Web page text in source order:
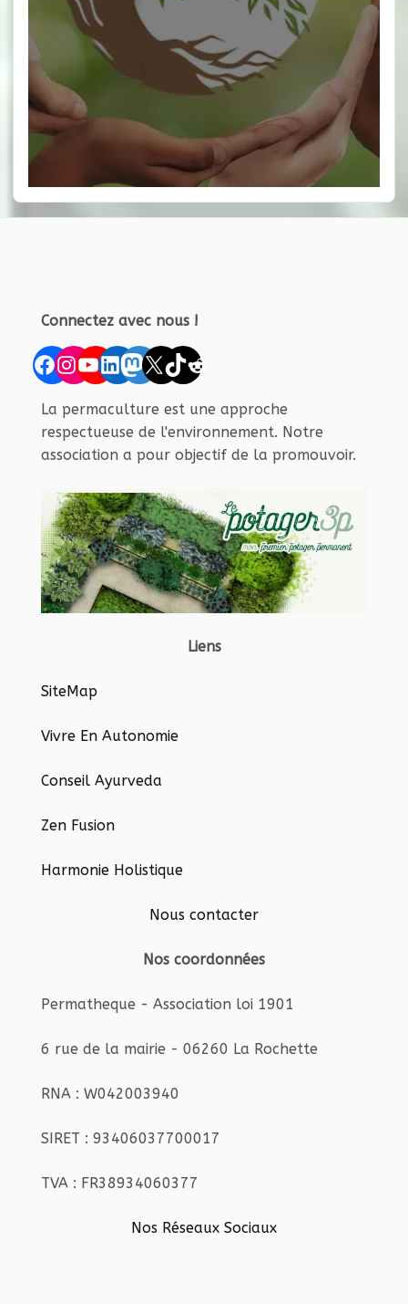
Connectez avec nous !
Facebook
Instagram
YouTube
LinkedIn
Mastodon
X TikTok
Reddit
La permaculture est une approche
respectueuse de l'environnement. Notre
association a pour objectif de la promouvoir.
Liens
SiteMap
Vivre En Autonomie
Conseil Ayurveda
Zen Fusion
Harmonie Holistique
Nous contacter
Nos coordonnées
Permatheque - Association loi 1901
6 rue de la mairie - 06260 La Rochette
RNA : W042003940
SIRET : 93406037700017
TVA : FR38934060377
Nos Réseaux Sociaux